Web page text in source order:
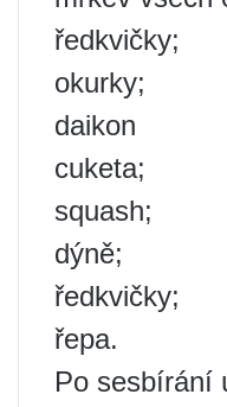
ředkvičky;
okurky;
daikon
cuketa;
squash;
dýně;
ředkvičky;
řepa.
Po sesbírání